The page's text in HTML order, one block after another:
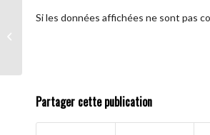
Si les données affichées ne sont pas
Partager cette publication